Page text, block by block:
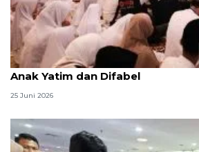
Menag jadikan setiap 10
Anak Yatim dan Difabel
25 Juni 2026